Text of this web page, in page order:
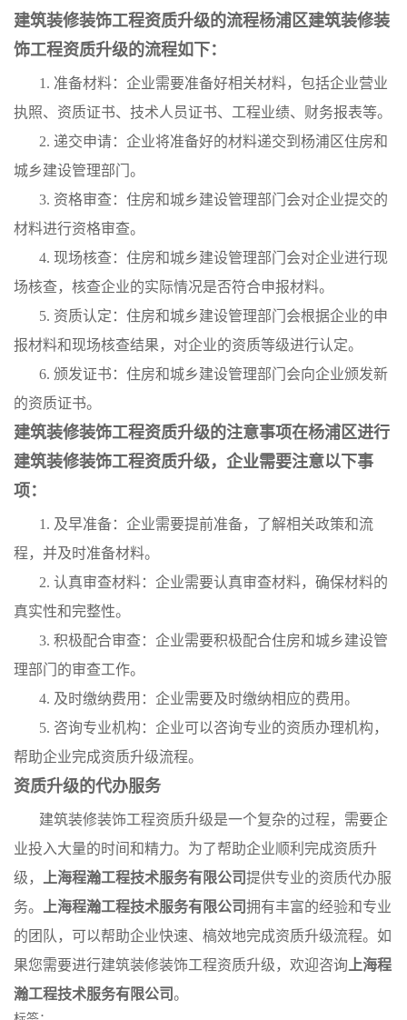
建筑装修装饰工程资质升级的流程杨浦区建筑装修装
饰工程资质升级的流程如下：
1. 准备材料：企业需要准备好相关材料，包括企业营业
执照、资质证书、技术人员证书、工程业绩、财务报表等。
2. 递交申请：企业将准备好的材料递交到杨浦区住房和
城乡建设管理部门。
3. 资格审查：住房和城乡建设管理部门会对企业提交的
材料进行资格审查。
4. 现场核查：住房和城乡建设管理部门会对企业进行现
场核查，核查企业的实际情况是否符合申报材料。
5. 资质认定：住房和城乡建设管理部门会根据企业的申
报材料和现场核查结果，对企业的资质等级进行认定。
6. 颁发证书：住房和城乡建设管理部门会向企业颁发新
的资质证书。
建筑装修装饰工程资质升级的注意事项在杨浦区进行
建筑装修装饰工程资质升级，企业需要注意以下事
项：
1. 及早准备：企业需要提前准备，了解相关政策和流
程，并及时准备材料。
2. 认真审查材料：企业需要认真审查材料，确保材料的
真实性和完整性。
3. 积极配合审查：企业需要积极配合住房和城乡建设管
理部门的审查工作。
4. 及时缴纳费用：企业需要及时缴纳相应的费用。
5. 咨询专业机构：企业可以咨询专业的资质办理机构，
帮助企业完成资质升级流程。
资质升级的代办服务
建筑装修装饰工程资质升级是一个复杂的过程，需要企
业投入大量的时间和精力。为了帮助企业顺利完成资质升
级，
上海程瀚工程技术服务有限公司提供专业的资质代办服
务。
上海程瀚工程技术服务有限公司拥有丰富的经验和专业
的团队，可以帮助企业快速、槁效地完成资质升级流程。如
果您需要进行建筑装修装饰工程资质升级，欢迎咨询 上海程
瀚工程技术服务有限公司。